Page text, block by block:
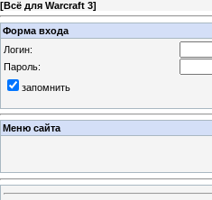
[Всё для Warcraft 3]
Форма входа
Логин:
Пароль:
запомнить
Меню сайта